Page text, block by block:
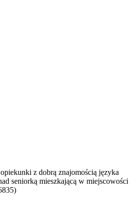
z dobrą znajomością języka
seniorką mieszkającą w miejscowości